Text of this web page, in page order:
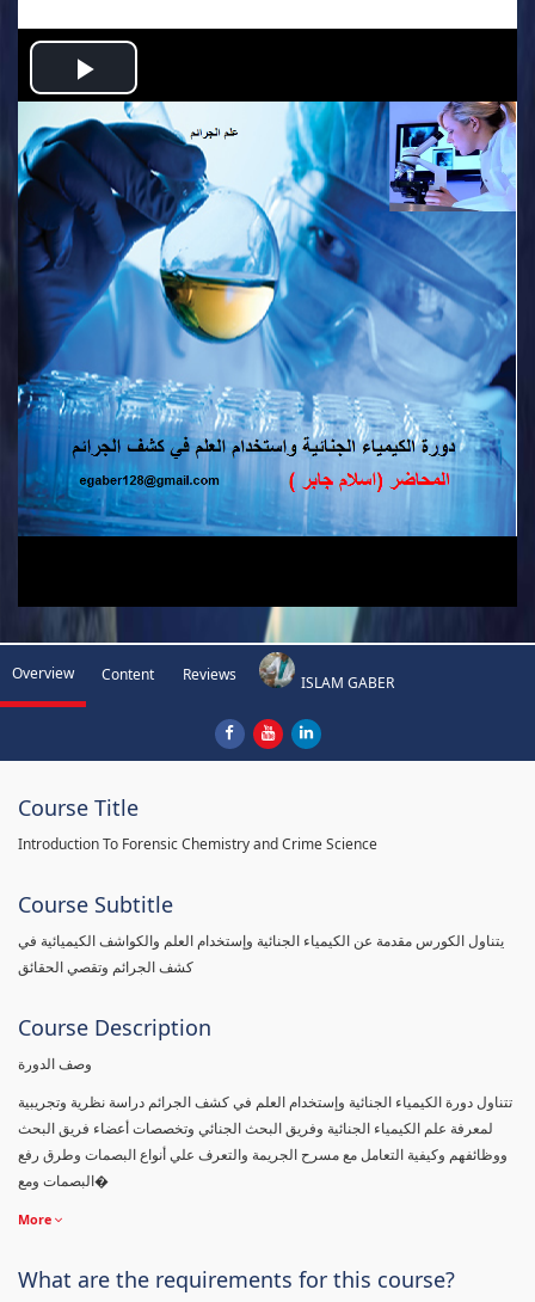
Play
Video
Overview Content Reviews ISLAM GABER
Course Title
Introduction To Forensic Chemistry and Crime Science
Course Subtitle
يتناول الكورس مقدمة عن الكيمياء الجنائية وإستخدام العلم والكواشف الكيميائية في
كشف الجرائم وتقصي الحقائق
Course Description
وصف الدورة
تتناول دورة الكيمياء الجنائية وإستخدام العلم في كشف الجرائم دراسة نظرية وتجريبية
لمعرفة علم الكيمياء الجنائية وفريق البحث الجنائي وتخصصات أعضاء فريق البحث
ووظائفهم وكيفية التعامل مع مسرح الجريمة والتعرف علي أنواع البصمات وطرق رفع
البصمات ومع�
More
What are the requirements for this course?